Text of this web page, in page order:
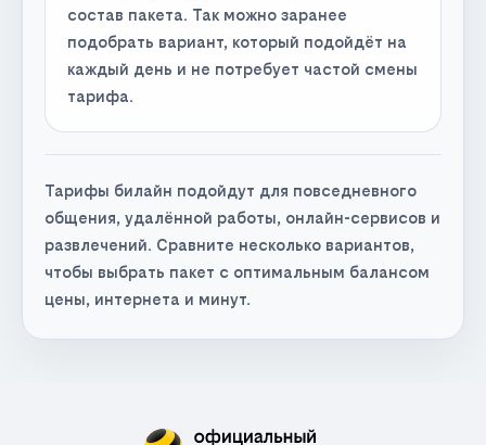
состав пакета. Так можно заранее
подобрать вариант, который подойдёт на
каждый день и не потребует частой смены
тарифа.
Тарифы билайн подойдут для повседневного
общения, удалённой работы, онлайн-сервисов и
развлечений. Сравните несколько вариантов,
чтобы выбрать пакет с оптимальным балансом
цены, интернета и минут.